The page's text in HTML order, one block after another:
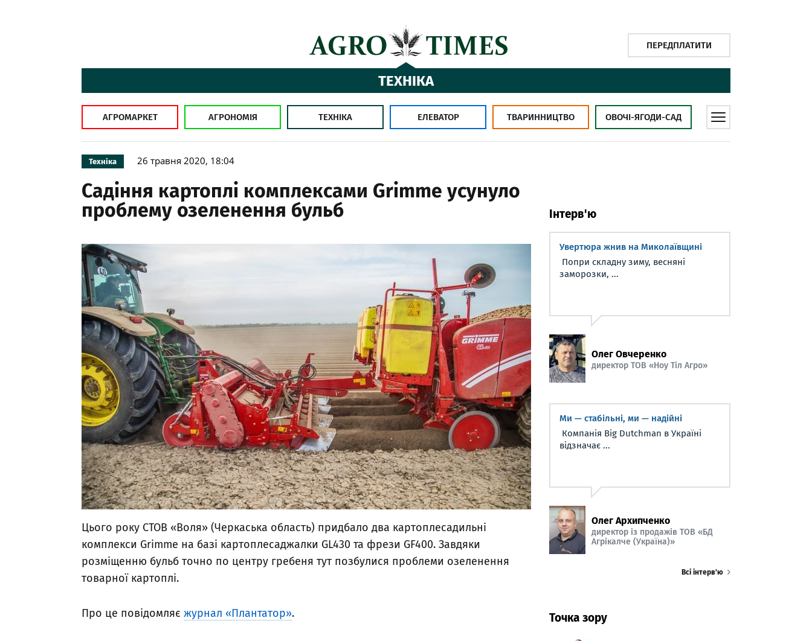
ПЕРЕДПЛАТИТИ
ТЕХНІКА
АГРОМАРКЕТ АГРОНОМІЯ ТЕХНІКА ЕЛЕВАТОР ТВАРИННИЦТВО ОВОЧІ-ЯГОДИ-САД
Техніка 26 травня 2020, 18:04
Садіння картоплі комплексами Grimme усунуло
проблему озеленення бульб
Цього року СТОВ «Воля» (Черкаська область) придбало два картоплесадильні
комплекси Grimme на базі картоплесаджалки GL430 та фрези GF400. Завдяки
розміщенню бульб точно по центру гребеня тут позбулися проблеми озеленення
товарної картоплі.
Про це повідомляє журнал «Плантатор».
Інтерв'ю
Увертюра жнив на Миколаївщині
Попри складну зиму, весняні
заморозки, ...
Олег Овчеренко
директор ТОВ «Ноу Тіл Агро»
Ми — стабільні, ми — надійні
Компанія Big Dutchman в Україні
відзначає ...
Олег Архипченко
директор із продажів ТОВ «БД
Агрікалче (Україна)»
Всі інтерв’ю
Точка зору